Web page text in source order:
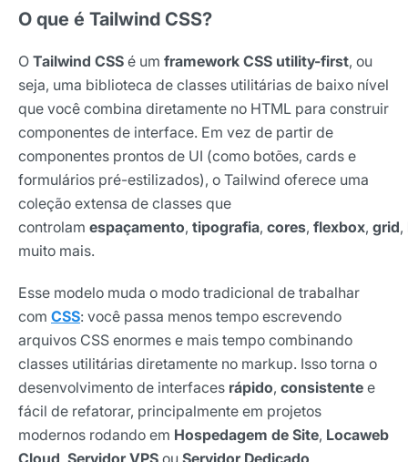
O que é Tailwind CSS?
O Tailwind CSS é um framework CSS utility-first, ou
seja, uma biblioteca de classes utilitárias de baixo nível
que você combina diretamente no HTML para construir
componentes de interface. Em vez de partir de
componentes prontos de UI (como botões, cards e
formulários pré-estilizados), o Tailwind oferece uma
coleção extensa de classes que
controlam espaçamento, tipografia, cores, flexbox, grid,
muito mais.
Esse modelo muda o modo tradicional de trabalhar
com CSS: você passa menos tempo escrevendo
arquivos CSS enormes e mais tempo combinando
classes utilitárias diretamente no markup. Isso torna o
desenvolvimento de interfaces rápido, consistente e
fácil de refatorar, principalmente em projetos
modernos rodando em Hospedagem de Site, Locaweb